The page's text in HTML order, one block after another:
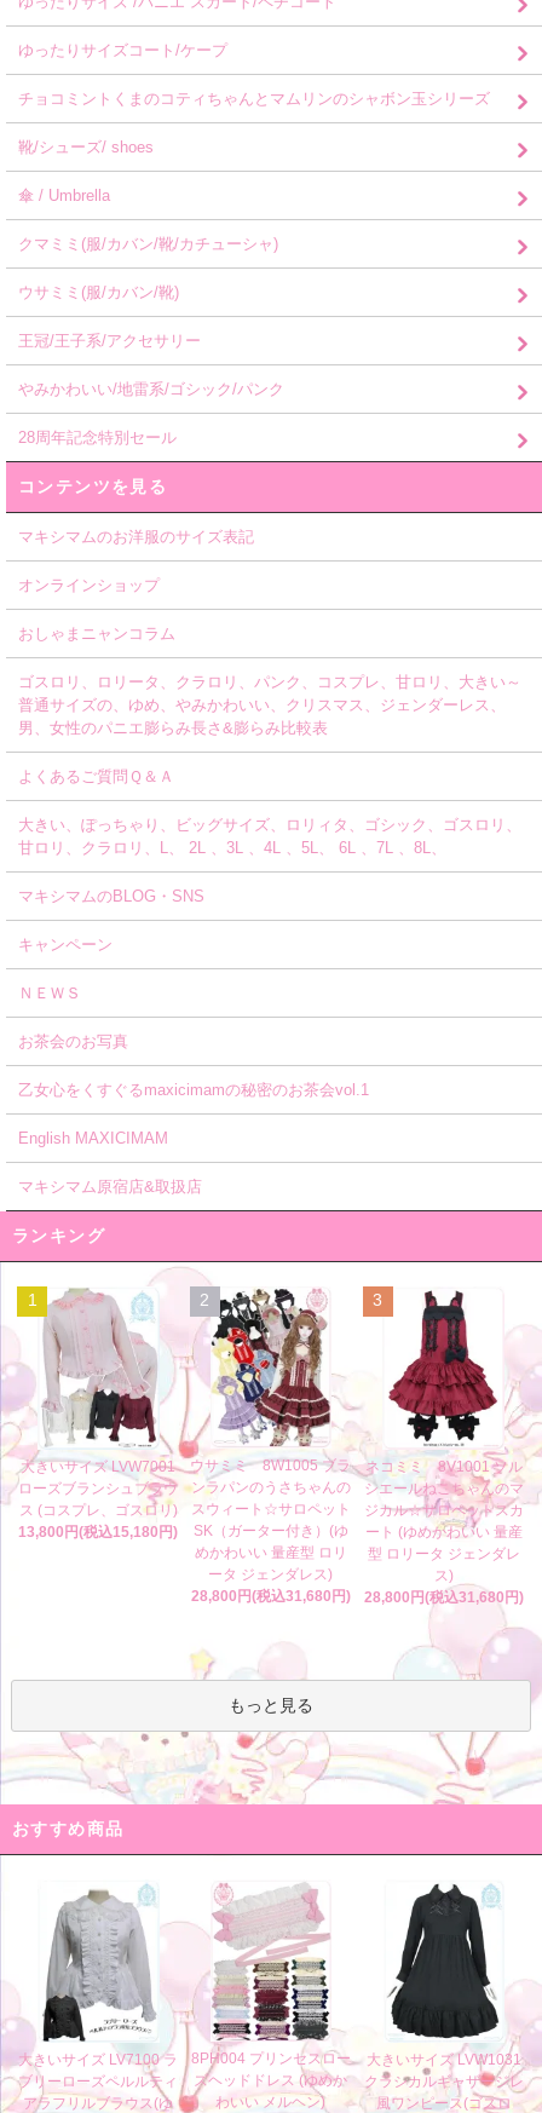
ゆったりサイズコート/ケープ
チョコミントくまのコティちゃんとマムリンのシャボン玉シリーズ
靴/シューズ/ shoes
傘 / Umbrella
クマミミ(服/カバン/靴/カチューシャ)
ウサミミ(服/カバン/靴)
王冠/王子系/アクセサリー
やみかわいい/地雷系/ゴシック/パンク
28周年記念特別セール
コンテンツを見る
マキシマムのお洋服のサイズ表記
オンラインショップ
おしゃまニャンコラム
ゴスロリ、ロリータ、クラロリ、パンク、コスプレ、甘ロリ、大きい～
普通サイズの、ゆめ、やみかわいい、クリスマス、ジェンダーレス、
男、女性のパニエ膨らみ長さ&膨らみ比較表
よくあるご質問Ｑ＆Ａ
大きい、ぽっちゃり、ビッグサイズ、ロリィタ、ゴシック、ゴスロリ、
甘ロリ、クラロリ、L、 2L 、3L 、4L 、5L、 6L 、7L 、8L、
マキシマムのBLOG・SNS
キャンペーン
ＮＥＷＳ
お茶会のお写真
乙女心をくすぐるmaxicimamの秘密のお茶会vol.1
English MAXICIMAM
マキシマム原宿店&取扱店
ランキング
1
大きいサイズ LVW7001
ローズブランシュブラウ
ス (コスプレ、ゴスロリ)
13,800円(税込15,180円)
2
ウサミミ 8W1005 ブラ
ンラパンのうさちゃんの
スウィート☆サロペット
SK（ガーター付き）(ゆ
めかわいい 量産型 ロリ
ータ ジェンダレス)
28,800円(税込31,680円)
3
ネコミミ 8V1001 ソル
シエールねこちゃんのマ
ジカル☆サロペットスカ
ート (ゆめかわいい 量産
型 ロリータ ジェンダレ
ス)
28,800円(税込31,680円)
もっと見る
おすすめ商品
大きいサイズ LV7100 ラ
ブリーローズペルルティ
アラフリルブラウス(ゆ
8PH004 プリンセスロー
ズヘッドドレス (ゆめか
わいい メルヘン)
大きいサイズ LVW1031
クラシカルギャザージレ
風ワンピース(ゴスロ